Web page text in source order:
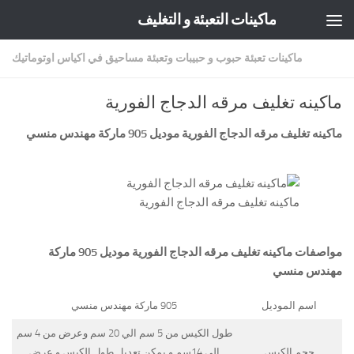
ماكينات التعبئة و التغليف
ماكينات تعبئة حبوب و حبيبات وتعبئة مساحيق في اكياس اوتوماتيك
ماكينه تغليف مرقه الدجاج الفورية
ماكينه تغليف مرقه الدجاج الفورية موديل 905 ماركة مهندس منسي
ماكينه تغليف مرقه الدجاج الفورية
مواصفات ماكينه تغليف مرقه الدجاج الفورية
موديل 905 ماركة
مهندس منسي
اسم الموديل 905 ماركة مهندس منسي
طول الكيس من 5 سم الي 20 سم وعرض من 4 سم